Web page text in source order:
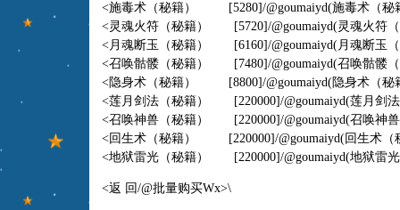
<施毒术（秘籍） [5280]/@goumaiyd(施毒术（秘
<灵魂火符（秘籍） [5720]/@goumaiyd(灵魂火符
<月魂断玉（秘籍） [6160]/@goumaiyd(月魂断玉
<召唤骷髅（秘籍） [7480]/@goumaiyd(召唤骷髅
<隐身术（秘籍） [8800]/@goumaiyd(隐身术（秘
<莲月剑法（秘籍） [220000]/@goumaiyd(莲月剑
<召唤神兽（秘籍） [220000]/@goumaiyd(召唤神
<回生术（秘籍） [220000]/@goumaiyd(回生术（
<地狱雷光（秘籍） [220000]/@goumaiyd(地狱雷
<返 回/@批量购买Wx>\